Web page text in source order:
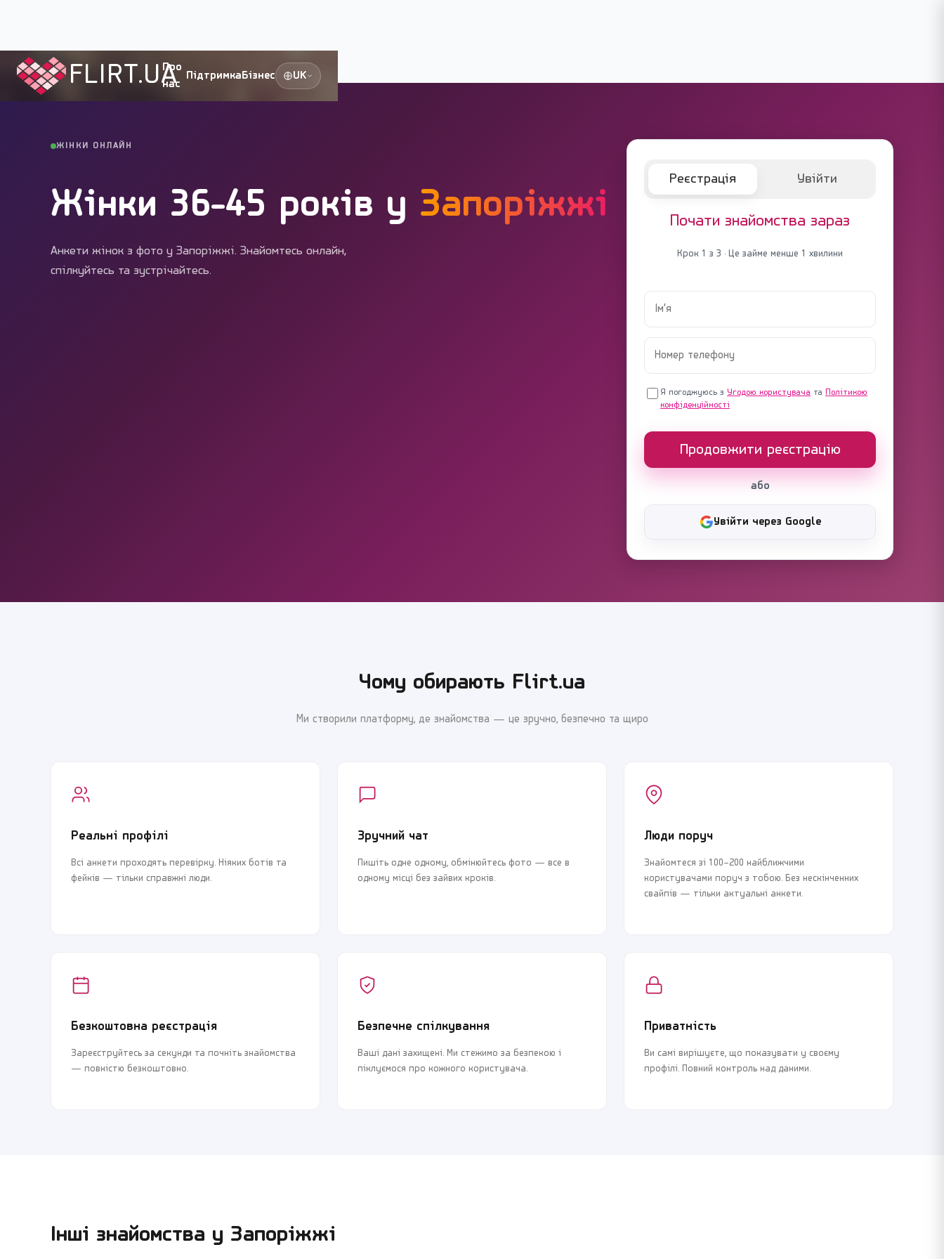
FLIRT.UA
Про
нас
ПідтримкаБізнес UK
Flirt.ua Міста України › Запоріжжя 36-45 років
ЖІНКИ ОНЛАЙН
Жінки 36-45 років у Запоріжжі
Анкети жінок з фото у Запоріжжі. Знайомтесь онлайн,
спілкуйтесь та зустрічайтесь.
Реєстрація Увійти
Почати знайомства зараз
Крок 1 з 3 · Це займе менше 1 хвилини
Я погоджуюсь з Угодою користувача та Політикою
конфіденційності
Продовжити реєстрацію
або
Увійти через Google
Чому обирають Flirt.ua
Ми створили платформу, де знайомства — це зручно, безпечно та щиро
Реальні профілі
Всі анкети проходять перевірку. Ніяких ботів та
фейків — тільки справжні люди.
Зручний чат
Пишіть одне одному, обмінюйтесь фото — все в
одному місці без зайвих кроків.
Люди поруч
Знайомтеся зі 100–200 найближчими
користувачами поруч з тобою. Без нескінченних
свайпів — тільки актуальні анкети.
Безкоштовна реєстрація
Зареєструйтесь за секунди та почніть знайомства
— повністю безкоштовно.
Безпечне спілкування
Ваші дані захищені. Ми стежимо за безпекою і
піклуємося про кожного користувача.
Приватність
Ви самі вирішуєте, що показувати у своєму
профілі. Повний контроль над даними.
Інші знайомства у Запоріжжі